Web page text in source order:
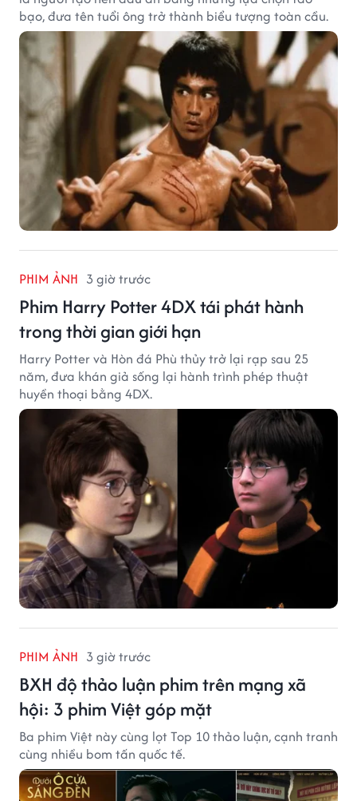
bạo, đưa tên tuổi ông trở thành biểu tượng toàn cầu.
PHIM ẢNH 3 giờ trước
Phim Harry Potter 4DX tái phát hành
trong thời gian giới hạn
Harry Potter và Hòn đá Phù thủy trở lại rạp sau 25
năm, đưa khán giả sống lại hành trình phép thuật
huyền thoại bằng 4DX.
PHIM ẢNH 3 giờ trước
BXH độ thảo luận phim trên mạng xã
hội: 3 phim Việt góp mặt
Ba phim Việt này cùng lọt Top 10 thảo luận, cạnh tranh
cùng nhiều bom tấn quốc tế.